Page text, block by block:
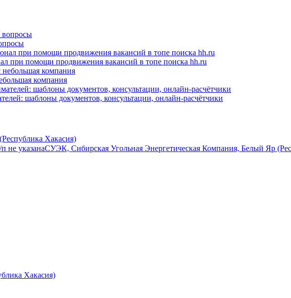
при помощи продвижения вакансий в топе поиска hh.ru
компания
шаблоны документов, консультации, онлайн-расчётчики
Хакасия)
п не указанаСУЭК, Сибирская Угольная Энергетическая Компания, Белый Яр
Хакасия)